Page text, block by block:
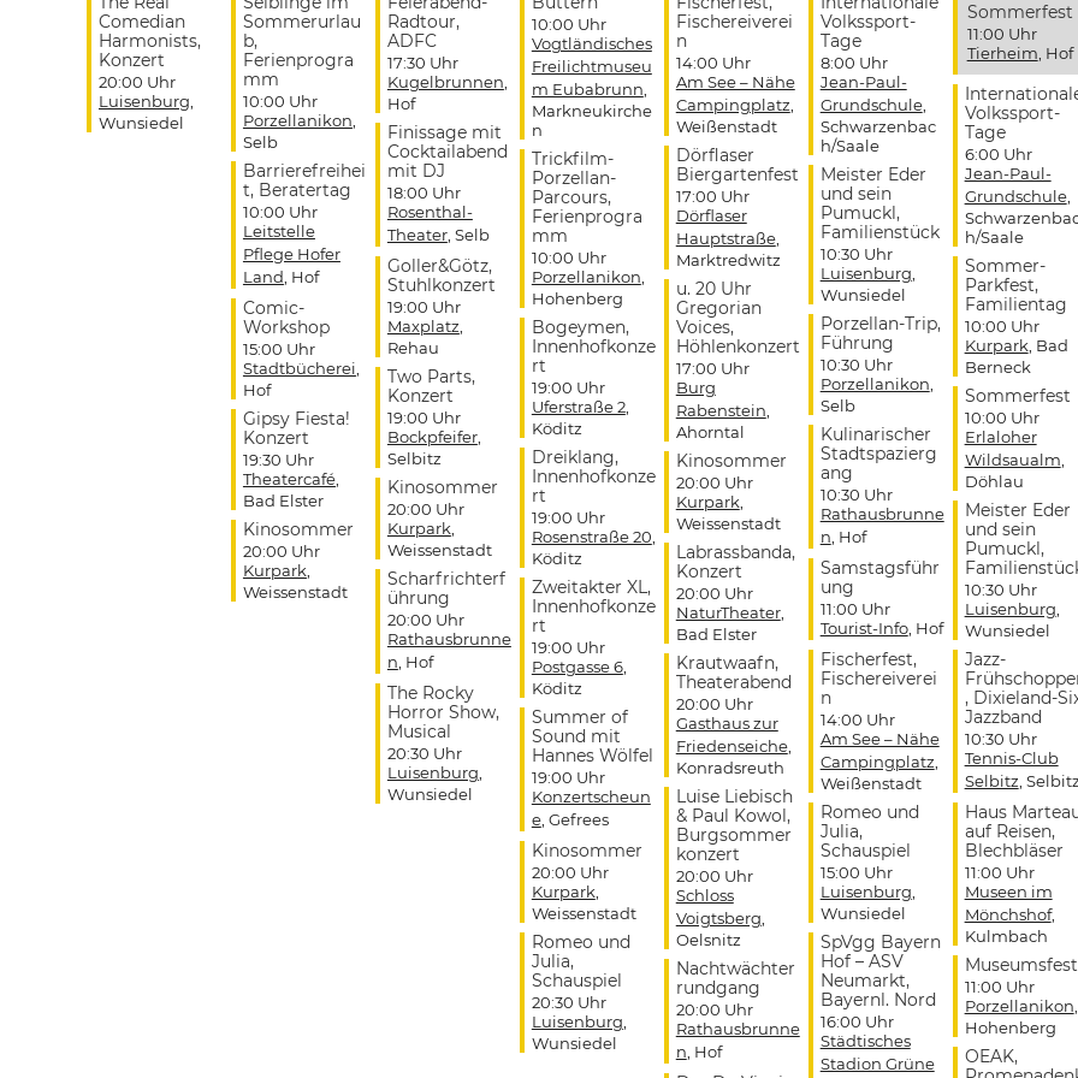
Comedian
Harmonists,
Konzert
20:00 Uhr
Luisenburg
Wunsiedel
Sommerurlau
b,
Ferienprogra
mm
10:00 Uhr
Porzellanikon
Selb
Barrierefreihei
t, Beratertag
10:00 Uhr
Leitstelle
Pflege Hofer
Land , Hof
Comic-
Workshop
15:00 Uhr
Stadtbücherei
Hof
Gipsy Fiesta!
Konzert
19:30 Uhr
Theatercafé,
Bad Elster
Kinosommer
20:00 Uhr
Kurpark
Weissenstadt
Radtour,
ADFC
17:30 Uhr
Kugelbrunnen
Hof
Finissage mit
Cocktailabend
mit DJ
18:00 Uhr
Rosenthal-
Theater, Selb
Goller&Götz,
Stuhlkonzert
19:00 Uhr
Maxplatz
Rehau
Two Parts,
Konzert
19:00 Uhr
Bockpfeifer,
Selbitz
Kinosommer
20:00 Uhr
Kurpark
Weissenstadt
Scharfrichterf
ührung
20:00 Uhr
Rathausbrunne
n , Hof
The Rocky
Horror Show,
Musical
20:30 Uhr
Luisenburg
Wunsiedel
10:00 Uhr
Vogtländisches
Freilichtmuseu
m Eubabrunn
Markneukirche
n
Trickfilm-
Porzellan-
Parcours,
Ferienprogra
mm
10:00 Uhr
Porzellanikon
Hohenberg
Bogeymen,
Innenhofkonze
rt
19:00 Uhr
Uferstraße 2,
Köditz
Dreiklang,
Innenhofkonze
rt
19:00 Uhr
Rosenstraße 20
Köditz
Zweitakter XL,
Innenhofkonze
rt
19:00 Uhr
Postgasse 6,
Köditz
Summer of
Sound mit
Hannes Wölfel
19:00 Uhr
Konzertscheun
e, Gefrees
Kinosommer
20:00 Uhr
Kurpark
Weissenstadt
Romeo und
Julia,
Schauspiel
20:30 Uhr
Luisenburg
Wunsiedel
Fischereiverei
n
14:00 Uhr
Am See – Nähe
Campingplatz
Weißenstadt
Dörflaser
Biergartenfest
17:00 Uhr
Dörflaser
Hauptstraße,
Marktredwitz
u. 20 Uhr
Gregorian
Voices,
Höhlenkonzert
17:00 Uhr
Burg
Rabenstein
Ahorntal
Kinosommer
20:00 Uhr
Kurpark
Weissenstadt
Labrassbanda,
Konzert
20:00 Uhr
NaturTheater,
Bad Elster
Krautwaafn,
Theaterabend
20:00 Uhr
Gasthaus zur
Friedenseiche,
Konradsreuth
Luise Liebisch
& Paul Kowol,
Burgsommer
konzert
20:00 Uhr
Schloss
Voigtsberg
Oelsnitz
Nachtwächter
rundgang
20:00 Uhr
Rathausbrunne
n , Hof
Volkssport-
Tage
8:00 Uhr
Jean-Paul-
Grundschule,
Schwarzenbac
h/Saale
Meister Eder
und sein
Pumuckl,
Familienstück
10:30 Uhr
Luisenburg
Wunsiedel
Porzellan-Trip,
Führung
10:30 Uhr
Porzellanikon
Selb
Kulinarischer
Stadtspazierg
ang
10:30 Uhr
Rathausbrunne
n , Hof
Samstagsführ
ung
11:00 Uhr
Tourist-Info, Hof
Fischerfest,
Fischereiverei
n
14:00 Uhr
Am See – Nähe
Campingplatz
Weißenstadt
Romeo und
Julia,
Schauspiel
15:00 Uhr
Luisenburg
Wunsiedel
SpVgg Bayern
Hof – ASV
Neumarkt,
Bayernl. Nord
16:00 Uhr
Städtisches
Stadion Grüne
Sommerfest
11:00 Uhr
Tierheim , Hof
Volkssport-
Tage
6:00 Uhr
Jean-Paul-
Grundschule,
h/Saale
Sommer-
Parkfest,
Familientag
10:00 Uhr
Kurpark , Bad
Berneck
Sommerfest
10:00 Uhr
Erlaloher
Wildsaualm
Döhlau
Meister Eder
und sein
Pumuckl,
10:30 Uhr
Luisenburg
Wunsiedel
Jazz-
, Dixieland-
Jazzband
10:30 Uhr
Tennis-Club
Selbitz ,
Haus
auf Reisen,
Blechbläser
11:00 Uhr
Museen im
Mönchshof,
Kulmbach
Museumsfest
11:00 Uhr
Porzellanikon
Hohenberg
OEAK,